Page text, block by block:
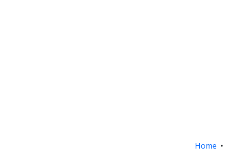
Home •